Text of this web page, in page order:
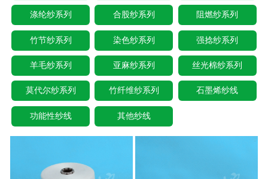
涤纶纱系列 合股纱系列 阻燃纱系列
竹节纱系列 染色纱系列 强捻纱系列
羊毛纱系列 亚麻纱系列 丝光棉纱系列
莫代尔纱系列 竹纤维纱系列 石墨烯纱线
功能性纱线 其他纱线